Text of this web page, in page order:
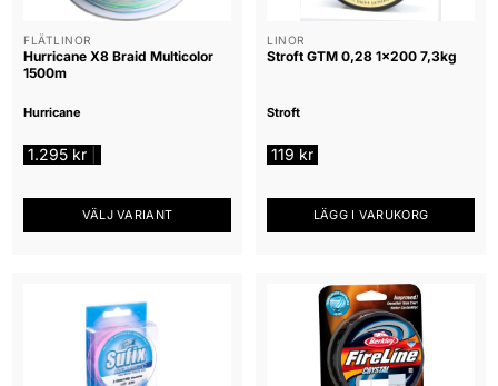
FLÄTLINOR
Hurricane X8 Braid Multicolor
1500m
Hurricane
1.295 kr
VÄLJ VARIANT
varianter.
LINOR
Stroft GTM 0,28 1×200 7,3kg
Stroft
119 kr
LÄGG I VARUKORG